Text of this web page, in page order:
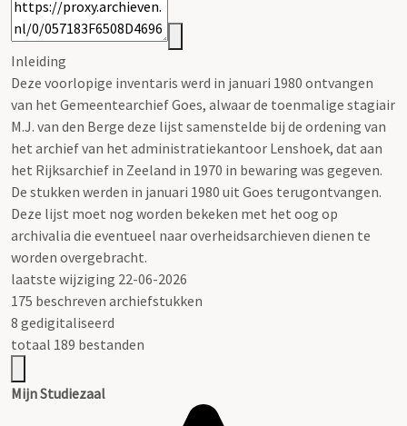
Inleiding
Deze voorlopige inventaris werd in januari 1980 ontvangen
van het Gemeentearchief Goes, alwaar de toenmalige stagiair
M.J. van den Berge deze lijst samenstelde bij de ordening van
het archief van het administratiekantoor Lenshoek, dat aan
het Rijksarchief in Zeeland in 1970 in bewaring was gegeven.
De stukken werden in januari 1980 uit Goes terugontvangen.
Deze lijst moet nog worden bekeken met het oog op
archivalia die eventueel naar overheidsarchieven dienen te
worden overgebracht.
laatste wijziging 22-06-2026
175 beschreven archiefstukken
8 gedigitaliseerd
totaal 189 bestanden
Mijn Studiezaal